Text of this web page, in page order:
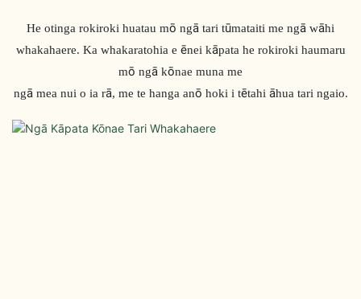
He otinga rokiroki huatau mō ngā tari tūmataiti me ngā wāhi
whakahaere. Ka whakaratohia e ēnei kāpata he rokiroki haumaru
mō ngā kōnae muna me
ngā mea nui o ia rā, me te hanga anō hoki i tētahi āhua tari ngaio.